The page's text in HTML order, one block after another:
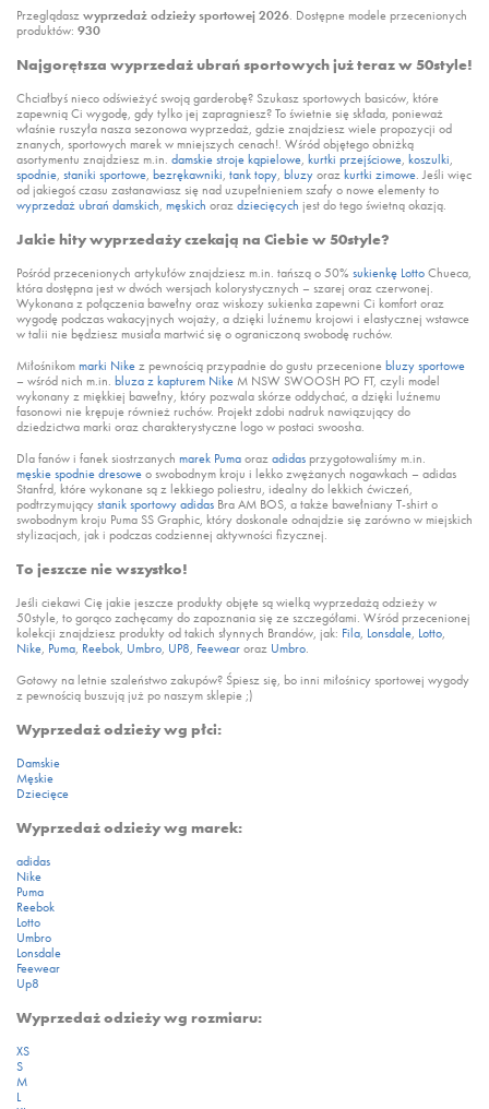
Przeglądaszwyprzedaż odzieży sportowej 2026. Dostępne modele przecenionych
produktów: 930
Najgorętsza wyprzedaż ubrań sportowych już teraz w 50style!
Chciałbyś nieco odświeżyć swoją garderobę? Szukasz sportowych basiców, które
zapewnią Ci wygodę, gdy tylko jej zapragniesz? To świetnie się składa, ponieważ
właśnie ruszyła nasza sezonowa wyprzedaż, gdzie znajdziesz wiele propozycji od
znanych, sportowych marek w mniejszych cenach!. Wśród objętego obniżką
asortymentu znajdziesz m.in. damskie stroje kąpielowe, kurtki przejściowe, koszulki,
spodnie, staniki sportowe, bezrękawniki, tank topy, bluzyorazkurtki zimowe. Jeśli więc
od jakiegoś czasu zastanawiasz się nad uzupełnieniem szafy o nowe elementy to
wyprzedaż ubrań damskich, męskich orazdziecięcych jest do tego świetną okazją.
Jakie hity wyprzedaży czekają na Ciebie w 50style?
Pośród przecenionych artykułów znajdziesz m.in. tańszą o 50% sukienkę LottoChueca,
która dostępna jest w dwóch wersjach kolorystycznych – szarej oraz czerwonej.
Wykonana z połączenia bawełny oraz wiskozy sukienka zapewni Ci komfort oraz
wygodę podczas wakacyjnych wojaży, a dzięki luźnemu krojowi i elastycznej wstawce
w talii nie będziesz musiała martwić się o ograniczoną swobodę ruchów.
Miłośnikommarki Nikez pewnością przypadnie do gustu przecenionebluzy sportowe
– wśród nich m.in. bluza z kapturem Nike M NSW SWOOSH PO FT, czyli model
wykonany z miękkiej bawełny, który pozwala skórze oddychać, a dzięki luźnemu
fasonowi nie krępuje również ruchów. Projekt zdobi nadruk nawiązujący do
dziedzictwa marki oraz charakterystyczne logo w postaci swoosha.
Dla fanów i fanek siostrzanych marek Pumaorazadidasprzygotowaliśmy m.in.
męskie spodnie dresoweo swobodnym kroju i lekko zwężanych nogawkach – adidas
Stanfrd, które wykonane są z lekkiego poliestru, idealny do lekkich ćwiczeń,
podtrzymującystanik sportowy adidas Bra AM BOS, a także bawełniany T-shirt o
swobodnym kroju Puma SS Graphic, który doskonale odnajdzie się zarówno w miejskich
stylizacjach, jak i podczas codziennej aktywności fizycznej.
To jeszcze nie wszystko!
Jeśli ciekawi Cię jakie jeszcze produkty objęte są wielką wyprzedażą odzieży w
50style, to gorąco zachęcamy do zapoznania się ze szczegółami. Wśród przecenionej
kolekcji znajdziesz produkty od takich słynnych Brandów, jak: Fila, Lonsdale, Lotto,
Nike, Puma, Reebok, Umbro, UP8, Feewearoraz Umbro.
Gotowy na letnie szaleństwo zakupów? Śpiesz się, bo inni miłośnicy sportowej wygody
z pewnością buszują już po naszym sklepie ;)
Wyprzedaż odzieży wg płci:
Damskie
Męskie
Dziecięce
Wyprzedaż odzieży wg marek:
adidas
Nike
Puma
Reebok
Lotto
Umbro
Lonsdale
Feewear
Up8
Wyprzedaż odzieży wg rozmiaru:
XS
S
M
L